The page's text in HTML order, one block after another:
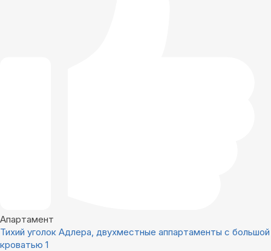
Апартамент
Тихий уголок Адлера, двухместные аппартаменты с большой
кроватью 1